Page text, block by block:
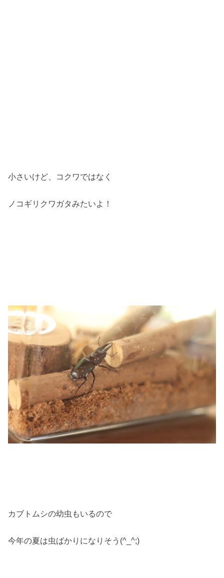
小さいけど、コクワではなく
ノコギリクワガタみたいよ！
カブトムシの幼虫もいるので
今年の夏は虫ばかりになりそう(^_^;)